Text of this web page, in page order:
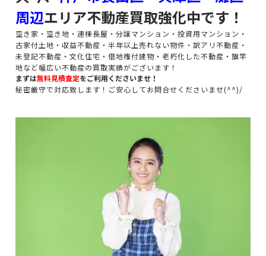
周辺エリア不動産買取強化中です！
空き家・空き地・連棟長屋・分譲マンション・投資用マンション・
古家付土地・収益不動産・半年以上売れない物件・訳アリ不動産・
未登記不動産・文化住宅・借地権付建物・老朽化した不動産・旗竿
地など幅広い不動産の買取実績がございます！
まずは無料見積査定をご利用くださいませ！
秘密厳守で対応致します！ご安心してお問合せくださいませ(^^)/